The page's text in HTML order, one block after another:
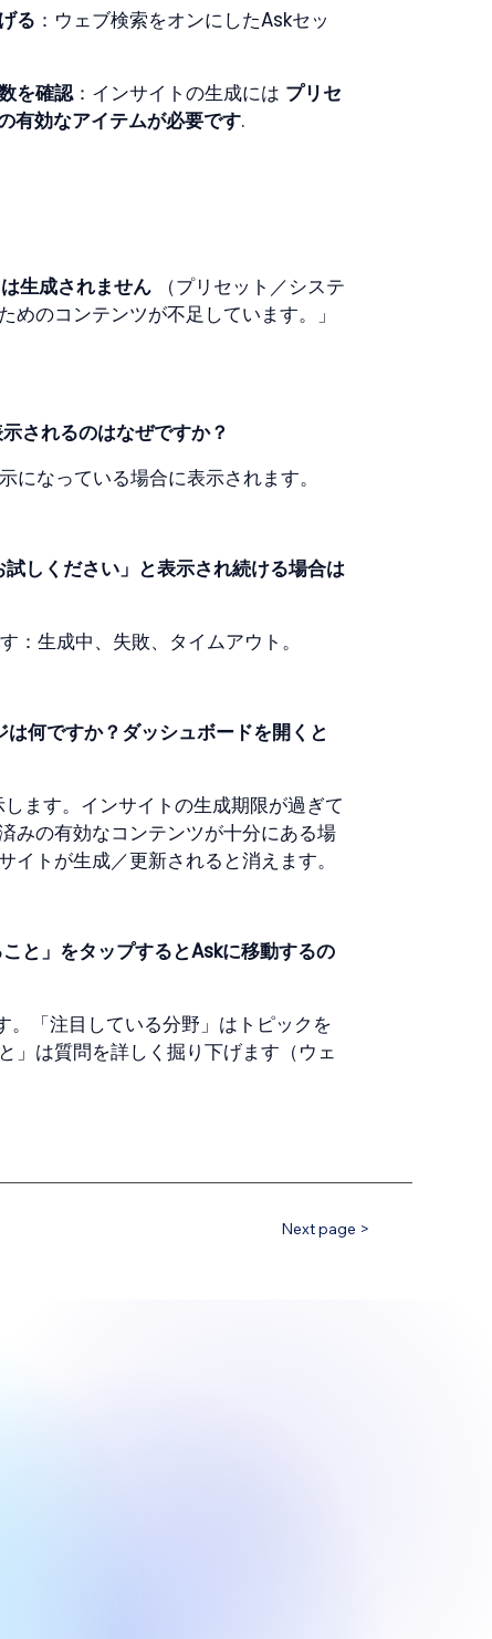
る ：ウェブ検索をオンにしたAskセッ
を確認：インサイトの生成には プリセ
有効なアイテムが必要です.
生成されません （プリセット／システ
のコンテンツが不足しています。」
されるのはなぜですか？
になっている場合に表示されます。
しください」と表示され続ける場合は
：生成中、失敗、タイムアウト。
何ですか？ダッシュボードを開くと
します。インサイトの生成期限が過ぎて
みの有効なコンテンツが十分にある場
トが生成／更新されると消えます。
と」をタップするとAskに移動するの
。「注目している分野」はトピックを
」は質問を詳しく掘り下げます（ウェ
Next page >